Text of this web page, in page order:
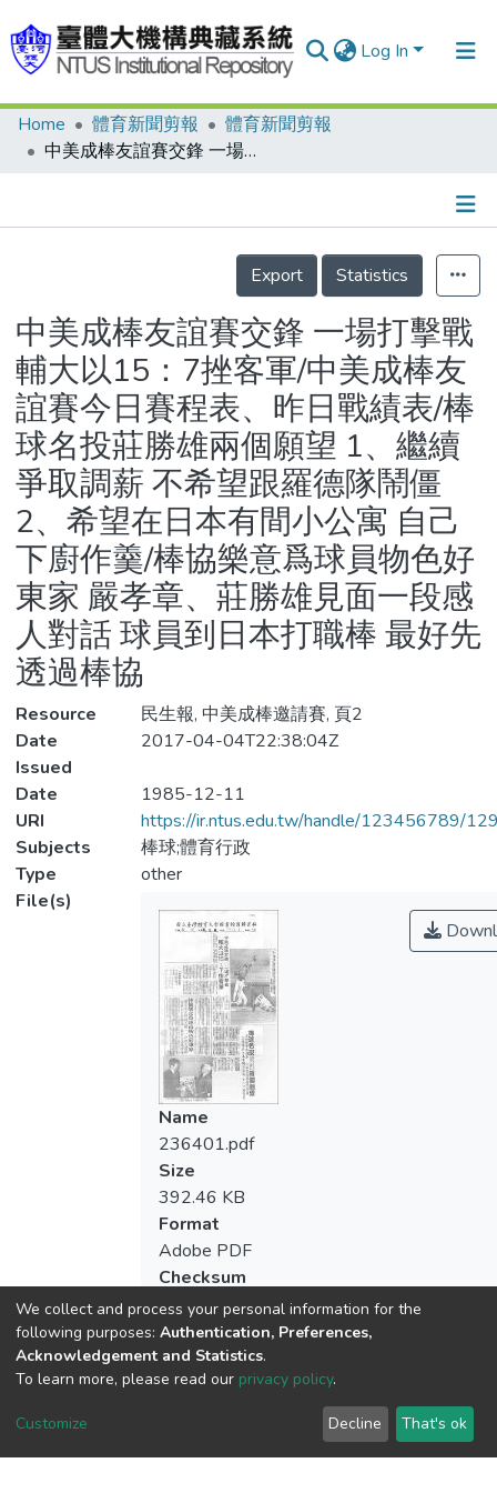
Log In
Communities & Collections
Statistics
Home 體育新聞剪報
體育新聞剪報
中美成棒友誼賽交鋒 一場打擊戰 輔大以15：7挫客軍/中美成棒友誼賽今日賽程表、昨日戰績表/棒球名投莊勝雄兩個願望 1、繼續爭取調薪 不希望跟羅德隊鬧僵 2、希望在日本有間小公寓 自己下廚作羹/棒協樂意爲球員物色好東家 嚴孝章、莊勝雄見面一段感人對話 球員到日本打職棒 最好先透過棒協
Details
Export
Statistics
中美成棒友誼賽交鋒 一場打擊戰
輔大以15：7挫客軍/中美成棒友
誼賽今日賽程表、昨日戰績表/棒
球名投莊勝雄兩個願望 1、繼續
爭取調薪 不希望跟羅德隊鬧僵
2、希望在日本有間小公寓 自己
下廚作羹/棒協樂意爲球員物色好
東家 嚴孝章、莊勝雄見面一段感
人對話 球員到日本打職棒 最好先
透過棒協
Resource
民生報, 中美成棒邀請賽, 頁2
Date
Issued
2017-04-04T22:38:04Z
Date
1985-12-11
URI
https://ir.ntus.edu.tw/handle/123456789/
Subjects
棒球;體育行政
Type
other
File(s)
Name
236401.pdf
Size
392.46 KB
Format
Adobe PDF
Checksum
We collect and process your personal information for the
following purposes: Authentication, Preferences,
Acknowledgement and Statistics.
To learn more, please read our privacy policy.
Customize Decline That's ok